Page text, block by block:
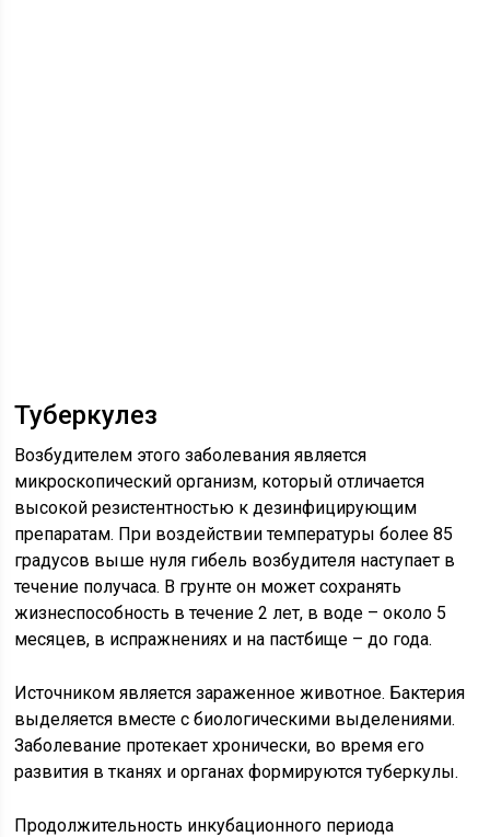
Туберкулез
Возбудителем этого заболевания является
микроскопический организм, который отличается
высокой резистентностью к дезинфицирующим
препаратам. При воздействии температуры более 85
градусов выше нуля гибель возбудителя наступает в
течение получаса. В грунте он может сохранять
жизнеспособность в течение 2 лет, в воде – около 5
месяцев, в испражнениях и на пастбище – до года.
Источником является зараженное животное. Бактерия
выделяется вместе с биологическими выделениями.
Заболевание протекает хронически, во время его
развития в тканях и органах формируются туберкулы.
Продолжительность инкубационного периода